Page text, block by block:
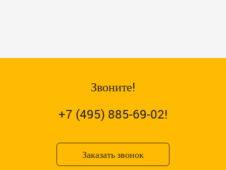
Звоните!
+7 (495) 885-69-02!